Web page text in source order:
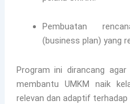
Pembuatan
(business plan) yang
Program ini dirancang
membantu UMKM naik
relevan dan adaptif